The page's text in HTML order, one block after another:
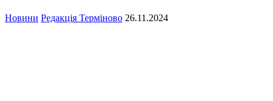
Новини Редакція Терміново 26.11.2024